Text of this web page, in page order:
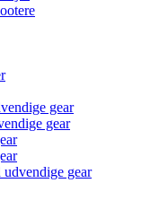
gear
gear
gear